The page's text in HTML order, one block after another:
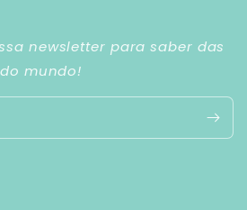
newsletter para saber das
mundo!